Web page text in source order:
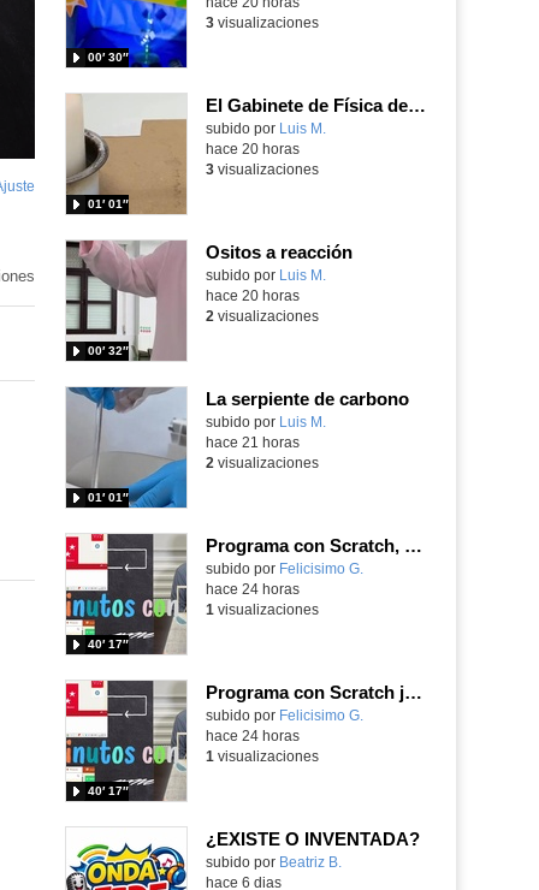
pantalla
00′ 30″
3visualizaciones
El Gabinete de Física del IES Enrique Tierno Galván de Parla (Curso 25-26)
Contenido educativo.
subido por Luis M.
01′ 01″
hace 20 horas
3visualizaciones
Ositos a reacción
Contenido educativo.
subido por Luis M.
00′ 32″
hace 20 horas
2 visualizaciones
La serpiente de carbono
Contenido educativo.
subido por Luis M.
01′ 01″
hace 21 horas
2 visualizaciones
Programa con Scratch, 8 diferentes juegos para vivir la emoción de los partidos de España en el mundial 2026
Contenido educativo.
subido por Felicisimo G.
40′ 17″
hace 24 horas
1 visualizaciones
Programa con Scratch juegos con los partidos del mundial 2026 ganados por España
Contenido educativo.
subido por Felicisimo G.
40′ 17″
hace 24 horas
1 visualizaciones
¿EXISTE O INVENTADA?
Contenido educativo.
subido por Beatriz B.
hace 6 dias